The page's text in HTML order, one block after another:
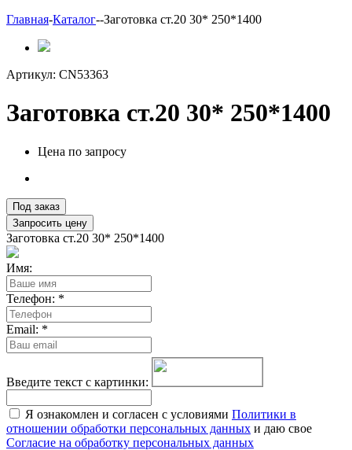
Главная-Каталог--Заготовка ст.20 30* 250*1400
Артикул: CN53363
Заготовка ст.20 30* 250*1400
Цена по запросу
Под заказ
Запросить цену
Заготовка ст.20 30* 250*1400
Имя:
Телефон: *
Email: *
Введите текст с картинки:
Я ознакомлен и согласен с условиями Политики в
отношении обработки персональных данных и даю свое
Согласие на обработку персональных данных